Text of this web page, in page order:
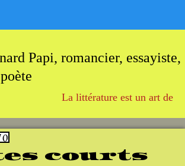
Papi, romancier, essayiste,
La littérature est un art de
courts